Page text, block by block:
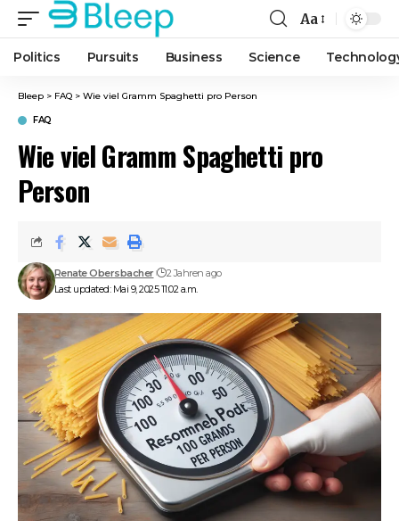
Font
Resizer
Aa
Politics Pursuits Business Science
Bleep > FAQ > Wie viel Gramm Spaghetti pro Person
FAQ
Wie viel Gramm Spaghetti pro
Person
Last updated: Mai 9, 2025 11:02 a.m.
Renate Obersbacher 2 Jahren ago